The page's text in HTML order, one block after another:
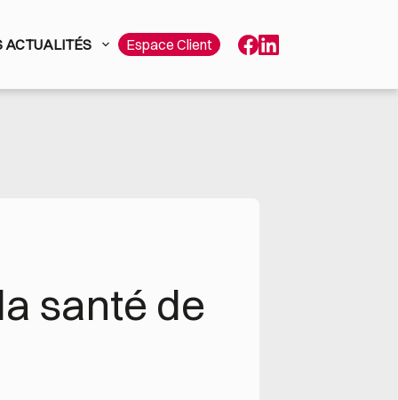
ACTUALITÉS Espace Client
santé de